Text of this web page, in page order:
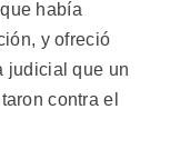
había
y ofreció
judicial que un
contra el